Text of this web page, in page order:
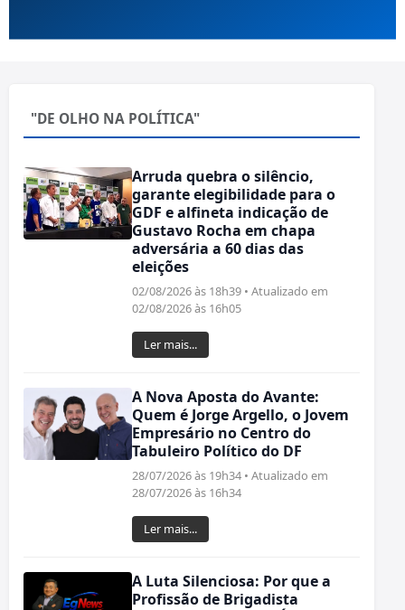
"DE OLHO NA POLÍTICA"
Arruda quebra o silêncio,
garante elegibilidade para o
GDF e alfineta indicação de
Gustavo Rocha em chapa
adversária a 60 dias das
eleições
02/08/2026 às 18h39 • Atualizado em
02/08/2026 às 16h05
Ler mais...
A Nova Aposta do Avante:
Quem é Jorge Argello, o Jovem
Empresário no Centro do
Tabuleiro Político do DF
28/07/2026 às 19h34 • Atualizado em
28/07/2026 às 16h34
Ler mais...
A Luta Silenciosa: Por que a
Profissão de Brigadista